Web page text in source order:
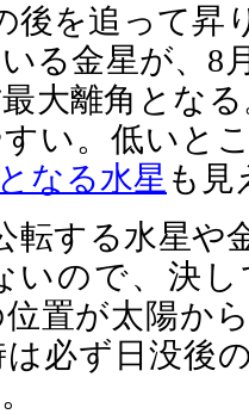
後を追って昇
る金星が、8
大離角とな
い。低いと
なる水星 も見
転する水星や
いので、決
置が太陽か
必ず日没後